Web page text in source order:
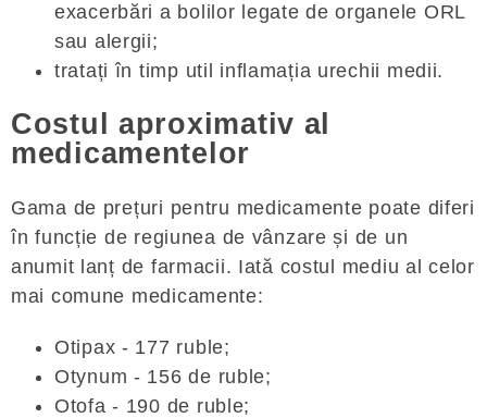
exacerbări a bolilor legate de organele ORL
sau alergii;
tratați în timp util inflamația urechii medii.
Costul aproximativ al
medicamentelor
Gama de prețuri pentru medicamente poate diferi
în funcție de regiunea de vânzare și de un
anumit lanț de farmacii. Iată costul mediu al celor
mai comune medicamente:
Otipax - 177 ruble;
Otynum - 156 de ruble;
Otofa - 190 de ruble;